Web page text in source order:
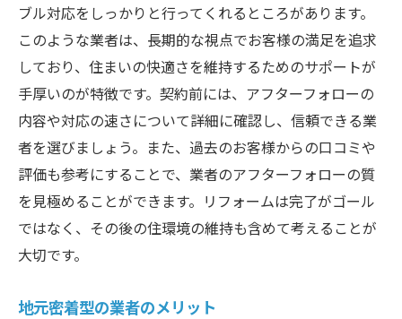
ブル対応をしっかりと行ってくれるところがあります。
このような業者は、長期的な視点でお客様の満足を追求
しており、住まいの快適さを維持するためのサポートが
手厚いのが特徴です。契約前には、アフターフォローの
内容や対応の速さについて詳細に確認し、信頼できる業
者を選びましょう。また、過去のお客様からの口コミや
評価も参考にすることで、業者のアフターフォローの質
を見極めることができます。リフォームは完了がゴール
ではなく、その後の住環境の維持も含めて考えることが
大切です。
地元密着型の業者のメリット